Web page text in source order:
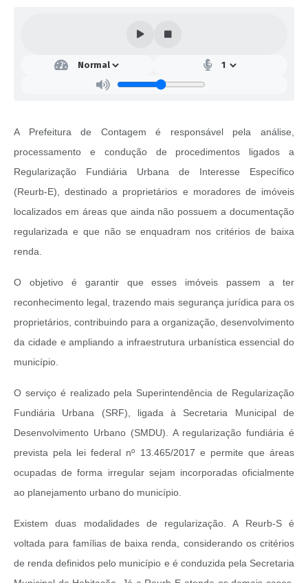
A Prefeitura de Contagem é responsável pela análise,
processamento e condução de procedimentos ligados a
Regularização Fundiária Urbana de Interesse Específico
(Reurb-E), destinado a proprietários e moradores de imóveis
localizados em áreas que ainda não possuem a documentação
regularizada e que não se enquadram nos critérios de baixa
renda.
O objetivo é garantir que esses imóveis passem a ter
reconhecimento legal, trazendo mais segurança jurídica para os
proprietários, contribuindo para a organização, desenvolvimento
da cidade e ampliando a infraestrutura urbanística essencial do
município.
O serviço é realizado pela Superintendência de Regularização
Fundiária Urbana (SRF), ligada à Secretaria Municipal de
Desenvolvimento Urbano (SMDU). A regularização fundiária é
prevista pela lei federal nº 13.465/2017 e permite que áreas
ocupadas de forma irregular sejam incorporadas oficialmente
ao planejamento urbano do município.
Existem duas modalidades de regularização. A Reurb-S é
voltada para famílias de baixa renda, considerando os critérios
de renda definidos pelo município e é conduzida pela Secretaria